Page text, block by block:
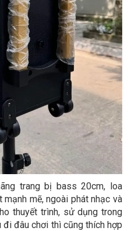
trang bị bass 20cm, loa
mẽ, ngoài phát nhạc và
thuyết trình, sử dụng trong
đi đâu chơi thì cũng thích hợp